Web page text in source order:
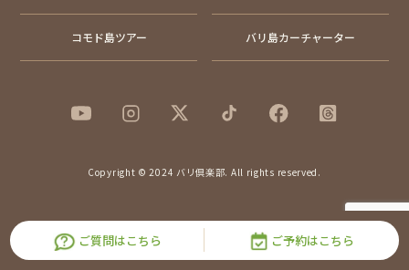
ご質問はこちら ご予約はこちら
コモド島ツアー バリ島カーチャーター
Copyright © 2024 バリ倶楽部. All rights reserved.